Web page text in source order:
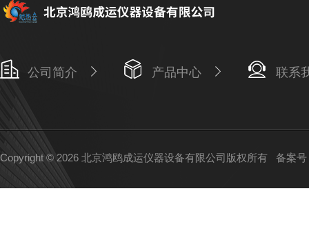
公司简介 产品中心 联系
Copyright © 2026 北京鸿鸥成运仪器设备有限公司版权所有 备案号